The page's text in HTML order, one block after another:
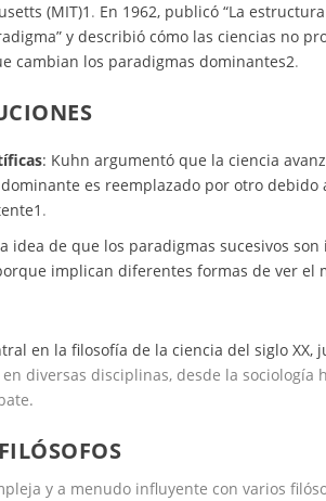
(MIT)1 . En 1962, publicó “La
y describió cómo las ciencias no
cambian los paradigmas dominantes2.
: Kuhn argumentó que la ciencia
es reemplazado por otro debido
1 .
idea de que los paradigmas sucesivos
implican diferentes formas de ver el
en la filosofía de la ciencia del siglo XX,
diversas disciplinas, desde la sociología
y a menudo influyente con varios